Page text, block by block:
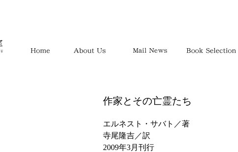
作家とその亡霊たち
エルネスト・サバト／著
寺尾隆吉／訳
2009年3月刊行